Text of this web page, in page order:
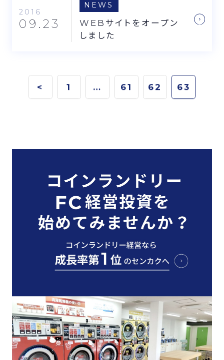
2016
09.23
NEWS
WEBサイトをオープン
しました
< 1 … 61 62 63